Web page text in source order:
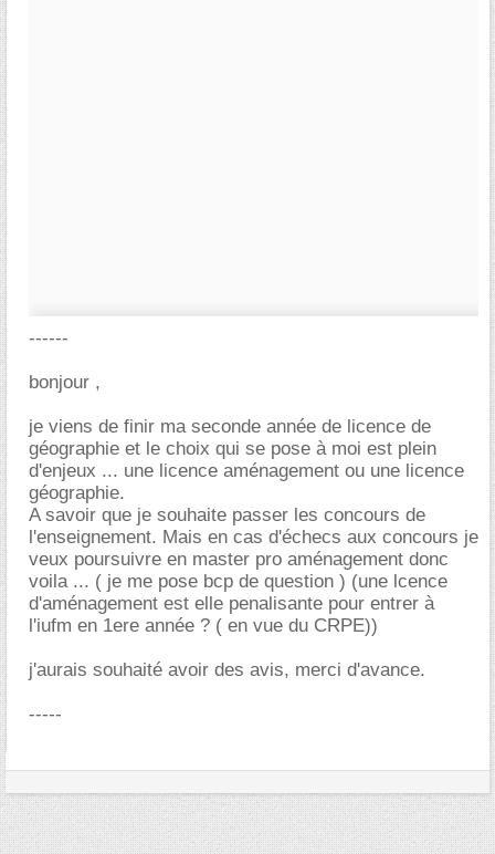
------
bonjour ,
je viens de finir ma seconde année de licence de
géographie et le choix qui se pose à moi est plein
d'enjeux ... une licence aménagement ou une licence
géographie.
A savoir que je souhaite passer les concours de
l'enseignement. Mais en cas d'échecs aux concours je
veux poursuivre en master pro aménagement donc
voila ... ( je me pose bcp de question ) (une lcence
d'aménagement est elle penalisante pour entrer à
l'iufm en 1ere année ? ( en vue du CRPE))
j'aurais souhaité avoir des avis, merci d'avance.
-----